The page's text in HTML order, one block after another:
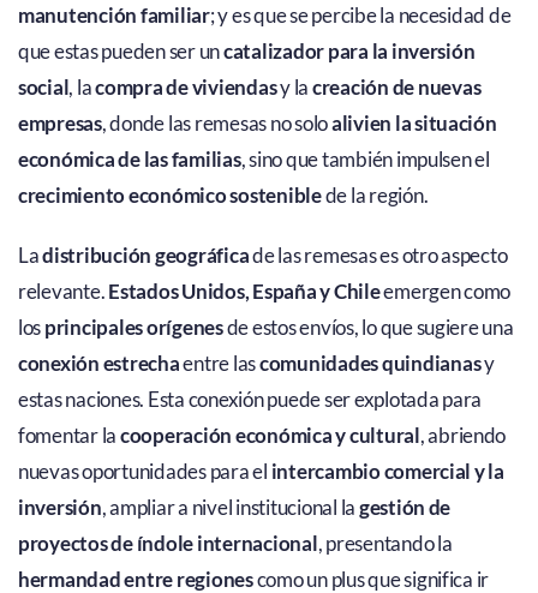
manutención familiar; y es que se percibe la necesidad de
que estas pueden ser uncatalizador para la inversión
social, lacompra de viviendasy lacreación de nuevas
empresas, donde las remesas no soloalivien la situación
económica de las familias, sino que también impulsen el
crecimiento económico sosteniblede la región.
Ladistribución geográficade las remesas es otro aspecto
relevante.Estados Unidos, España y Chileemergen como
losprincipales orígenesde estos envíos, lo que sugiere una
conexión estrechaentre lascomunidades quindianasy
estas naciones. Esta conexión puede ser explotada para
fomentar lacooperación económica y cultural, abriendo
nuevas oportunidades para el intercambio comercial y la
inversión, ampliar a nivel institucional lagestión de
proyectos de índole internacional, presentando la
hermandad entre regionescomo un plus que significa ir